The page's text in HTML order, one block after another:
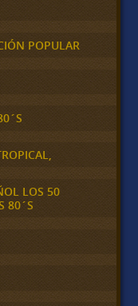
POPULAR
LOS 50
80´S